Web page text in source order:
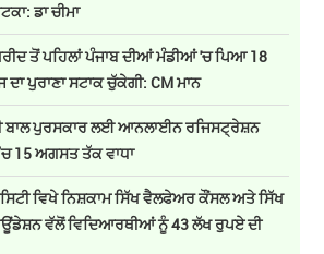
ਡਾ ਚੀਮਾ
ਤੋਂ ਪਹਿਲਾਂ ਪੰਜਾਬ ਦੀਆਂ ਮੰਡੀਆਂ 'ਚ ਪਿਆ 18
ਪੁਰਾਣਾ ਸਟਾਕ ਚੁੱਕੇਗੀ: CM ਮਾਨ
ਬਾਲ ਪੁਰਸਕਾਰ ਲਈ ਆਨਲਾਈਨ ਰਜਿਸਟ੍ਰੇਸ਼ਨ
15 ਅਗਸਤ ਤੱਕ ਵਾਧਾ
ਵਿਖੇ ਨਿਸ਼ਕਾਮ ਸਿੱਖ ਵੈਲਫੇਅਰ ਕੌਂਸਲ ਅਤੇ ਸਿੱਖ
ਵੱਲੋਂ ਵਿਦਿਆਰਥੀਆਂ ਨੂੰ 43 ਲੱਖ ਰੁਪਏ ਦੀ